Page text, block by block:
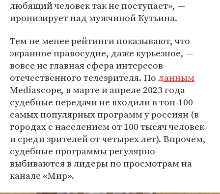
любящий человек так не поступает», —
иронизирует над мужчиной Кутьина.
Тем не менее рейтинги показывают, что
экранное правосудие, даже курьезное, —
вовсе не главная сфера интересов
отечественного телезрителя. По данным
Mediascope, в марте и апреле 2023 года
судебные передачи не входили в топ-100
самых популярных программ у россиян (в
городах с населением от 100 тысяч человек
и среди зрителей от четырех лет). Впрочем,
судебные программы регулярно
выбиваются в лидеры по просмотрам на
канале «Мир».